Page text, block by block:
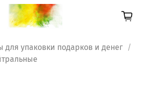
для упаковки подарков и денег